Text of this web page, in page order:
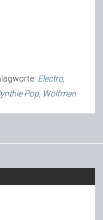
Electro,
Pop, Wolfman